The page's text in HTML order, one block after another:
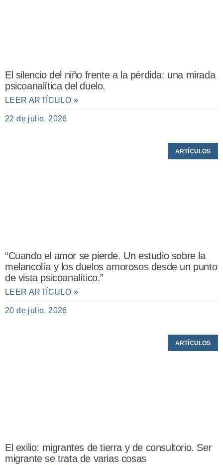
El silencio del niño frente a la pérdida: una mirada
psicoanalítica del duelo.
LEER ARTÍCULO »
22 de julio, 2026
ARTÍCULOS
“Cuando el amor se pierde. Un estudio sobre la
melancolía y los duelos amorosos desde un punto
de vista psicoanalítico.”
LEER ARTÍCULO »
20 de julio, 2026
ARTÍCULOS
El exilio: migrantes de tierra y de consultorio. Ser
migrante se trata de varias cosas